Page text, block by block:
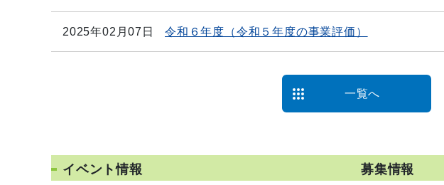
2025年02月07日 令和６年度（令和５年度の事業評価）
一覧へ
イベント情報 募集情報